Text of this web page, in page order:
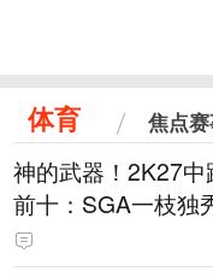
体育 焦点
神的武器！2K27
前十：SGA一枝独